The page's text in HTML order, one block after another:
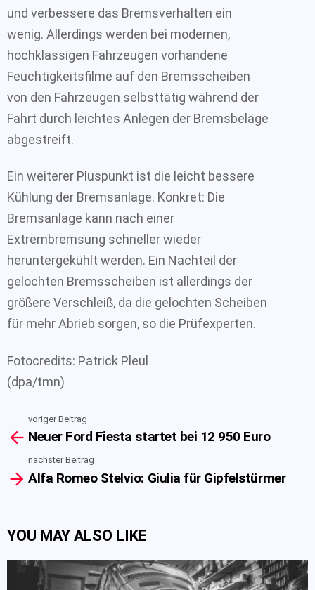
und verbessere das Bremsverhalten ein
wenig. Allerdings werden bei modernen,
hochklassigen Fahrzeugen vorhandene
Feuchtigkeitsfilme auf den Bremsscheiben
von den Fahrzeugen selbsttätig während der
Fahrt durch leichtes Anlegen der Bremsbeläge
abgestreift.
Ein weiterer Pluspunkt ist die leicht bessere
Kühlung der Bremsanlage. Konkret: Die
Bremsanlage kann nach einer
Extrembremsung schneller wieder
heruntergekühlt werden. Ein Nachteil der
gelochten Bremsscheiben ist allerdings der
größere Verschleiß, da die gelochten Scheiben
für mehr Abrieb sorgen, so die Prüfexperten.
Fotocredits: Patrick Pleul
(dpa/tmn)
more
voriger Beitrag
Neuer Ford Fiesta startet bei 12 950 Euro
nächster Beitrag
Alfa Romeo Stelvio: Giulia für Gipfelstürmer
YOU MAY ALSO LIKE